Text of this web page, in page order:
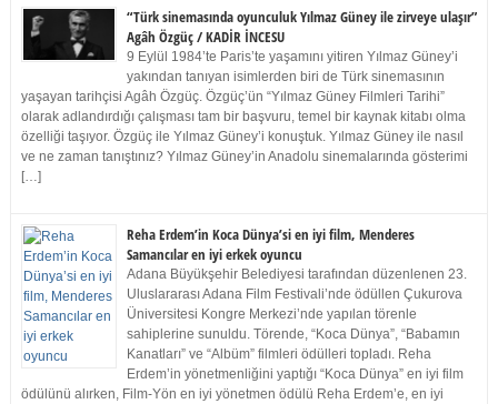
“Türk sinemasında oyunculuk Yılmaz Güney ile zirveye ulaşır”
Agâh Özgüç / KADİR İNCESU
9 Eylül 1984’te Paris’te yaşamını yitiren Yılmaz Güney’i
yakından tanıyan isimlerden biri de Türk sinemasının
yaşayan tarihçisi Agâh Özgüç. Özgüç’ün “Yılmaz Güney Filmleri Tarihi”
olarak adlandırdığı çalışması tam bir başvuru, temel bir kaynak kitabı olma
özelliği taşıyor. Özgüç ile Yılmaz Güney’i konuştuk. Yılmaz Güney ile nasıl
ve ne zaman tanıştınız? Yılmaz Güney’in Anadolu sinemalarında gösterimi
[…]
Reha Erdem’in Koca Dünya’si en iyi film, Menderes
Samancılar en iyi erkek oyuncu
Adana Büyükşehir Belediyesi tarafından düzenlenen 23.
Uluslararası Adana Film Festivali’nde ödüllen Çukurova
Üniversitesi Kongre Merkezi’nde yapılan törenle
sahiplerine sunuldu. Törende, “Koca Dünya”, “Babamın
Kanatları” ve “Albüm” filmleri ödülleri topladı. Reha
Erdem’in yönetmenliğini yaptığı “Koca Dünya” en iyi film
ödülünü alırken, Film-Yön en iyi yönetmen ödülü Reha Erdem’e, en iyi